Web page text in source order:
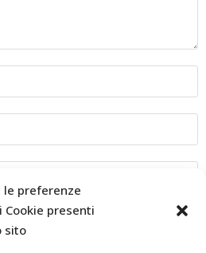
le preferenze
Cookie presenti
sito
sito web in questo browser per la